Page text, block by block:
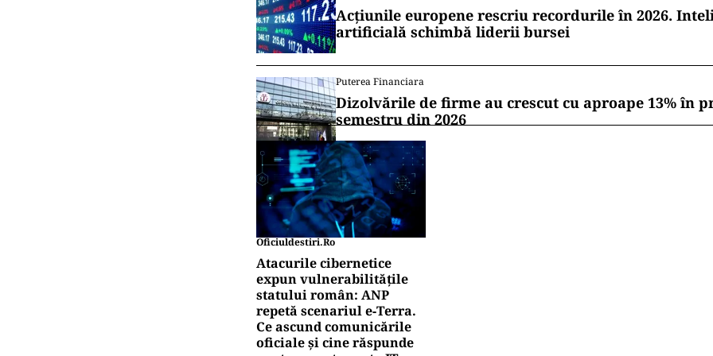
Acțiunile europene rescriu recordurile în 2026.
artificială schimbă liderii bursei
Puterea Financiara
Dizolvările de firme au crescut cu aproape 13% în
semestru din 2026
Oficiuldestiri.ro
Atacurile cibernetice
expun vulnerabilitățile
statului român: ANP
repetă scenariul e‑Terra.
Ce ascund comunicările
oficiale și cine răspunde